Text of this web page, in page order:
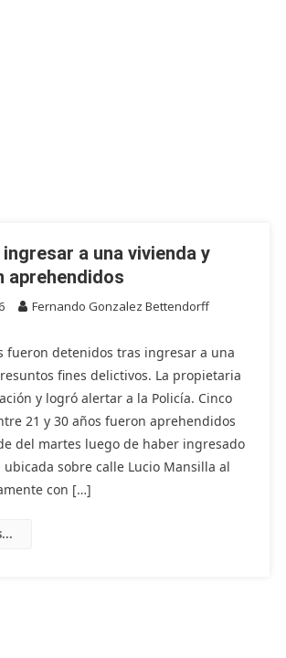
a una vivienda y
aprehendidos
Fernando Gonzalez Bettendorff
fueron detenidos tras ingresar a una
fines delictivos. La propietaria
y logró alertar a la Policía. Cinco
21 y 30 años fueron aprehendidos
del martes luego de haber ingresado
sobre calle Lucio Mansilla al
con […]